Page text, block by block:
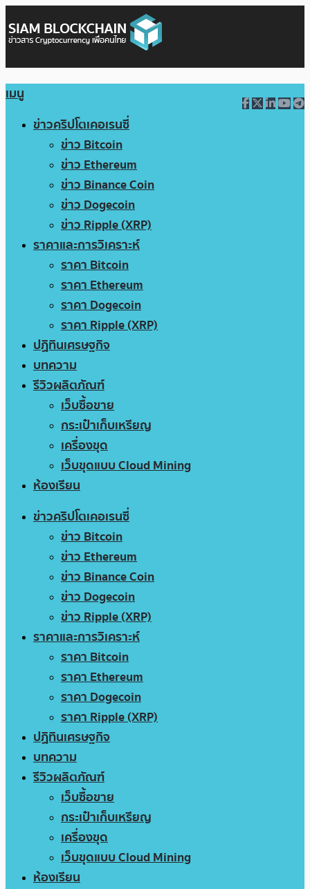
เมนู
ข่าวคริปโตเคอเรนซี่
ข่าว Bitcoin
ข่าว Ethereum
ข่าว Binance Coin
ข่าว Dogecoin
ข่าว Ripple (XRP)
ราคาและการวิเคราะห์
ราคา Bitcoin
ราคา Ethereum
ราคา Dogecoin
ราคา Ripple (XRP)
ปฏิทินเศรษฐกิจ
บทความ
รีวิวผลิตภัณฑ์
เว็บซื้อขาย
กระเป๋าเก็บเหรียญ
เครื่องขุด
เว็บขุดแบบ Cloud Mining
ห้องเรียน
ข่าวคริปโตเคอเรนซี่
ข่าว Bitcoin
ข่าว Ethereum
ข่าว Binance Coin
ข่าว Dogecoin
ข่าว Ripple (XRP)
ราคาและการวิเคราะห์
ราคา Bitcoin
ราคา Ethereum
ราคา Dogecoin
ราคา Ripple (XRP)
ปฏิทินเศรษฐกิจ
บทความ
รีวิวผลิตภัณฑ์
เว็บซื้อขาย
กระเป๋าเก็บเหรียญ
เครื่องขุด
เว็บขุดแบบ Cloud Mining
ห้องเรียน